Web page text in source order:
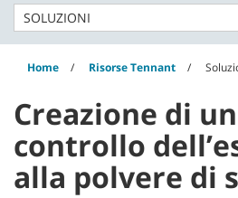
Home Risorse Tennant
Creazione di
controllo
alla polvere di
SOLUZIONI